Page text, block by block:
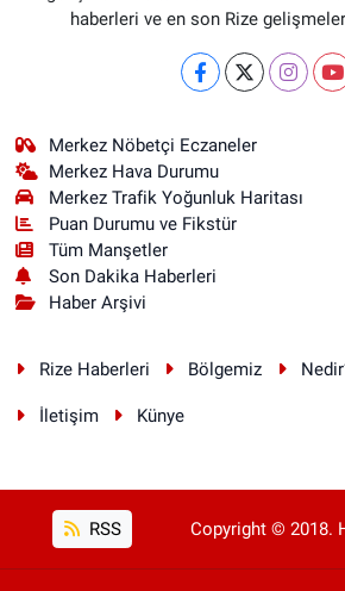
haberleri ve en son Rize
Merkez Nöbetçi Eczaneler
Merkez Hava Durumu
Merkez Trafik Yoğunluk Haritası
Puan Durumu ve Fikstür
Tüm Manşetler
Son Dakika Haberleri
Haber Arşivi
Rize Haberleri Bölgemiz
İletişim Künye
RSS Copyright © 2018.